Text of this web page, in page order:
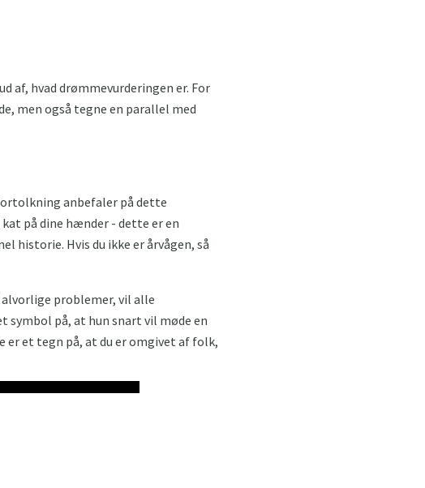
af, hvad drømmevurderingen er. For
men også tegne en parallel med
anbefaler på dette
på dine hænder - dette er en
historie. Hvis du ikke er årvågen, så
alvorlige problemer, vil alle
symbol på, at hun snart vil møde en
er et tegn på, at du er omgivet af folk,